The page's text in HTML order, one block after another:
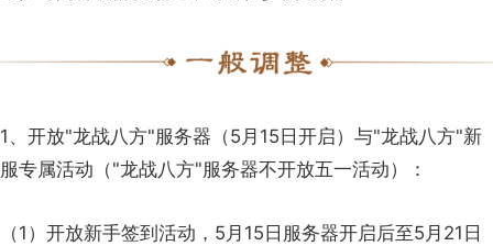
1、开放"龙战八方"服务器（5月15日开启）与"龙战八方"新
服专属活动（"龙战八方"服务器不开放五一活动）：
（1）开放新手签到活动，5月15日服务器开启后至5月21日